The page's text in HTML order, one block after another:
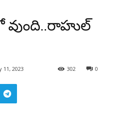
11, 2023 0
302